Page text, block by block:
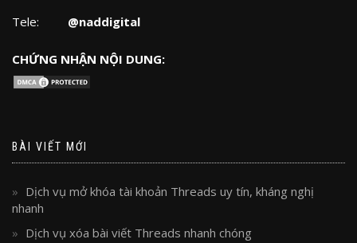
Tele: @naddigital
CHỨNG NHẬN NỘI DUNG:
BÀI VIẾT MỚI
Dịch vụ mở khóa tài khoản Threads uy tín, kháng nghị
nhanh
Dịch vụ xóa bài viết Threads nhanh chóng